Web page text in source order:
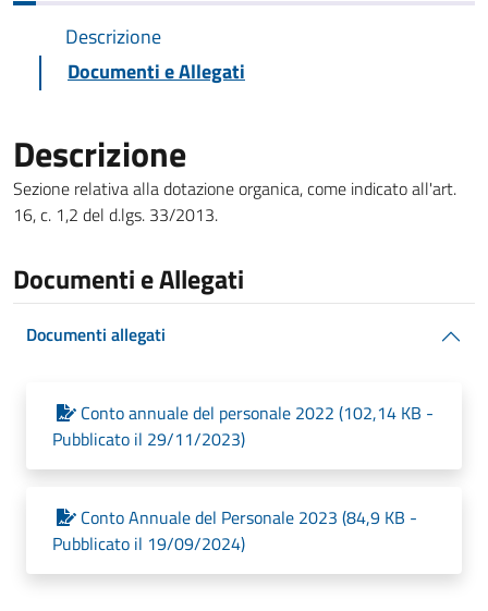
Descrizione
Documenti e Allegati
Descrizione
Sezione relativa alla dotazione organica, come indicato all'art.
16, c. 1,2 del d.lgs. 33/2013.
Documenti e Allegati
Documenti allegati
Conto annuale del personale 2022 (102,14 KB -
Pubblicato il 29/11/2023)
Conto Annuale del Personale 2023 (84,9 KB -
Pubblicato il 19/09/2024)